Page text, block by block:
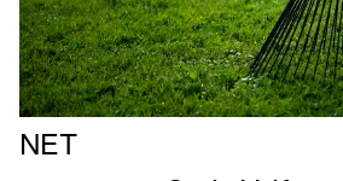
Læs
mere
NET